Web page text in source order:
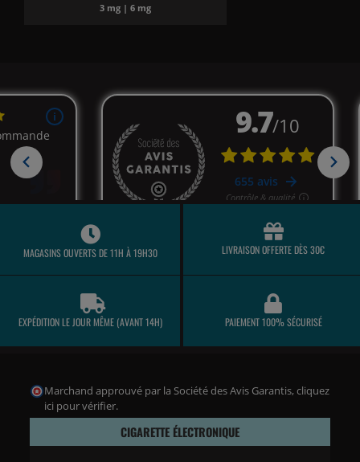
3 mg | 6 mg
MAGASINS OUVERTS DE 11H À 19H30 LIVRAISON OFFERTE DÈS 30€
EXPÉDITION LE JOUR MÊME (AVANT 14H) PAIEMENT 100% SÉCURISÉ
Marchand approuvé par la Société des Avis Garantis, cliquez
ici pour vérifier.
CIGARETTE ÉLECTRONIQUE